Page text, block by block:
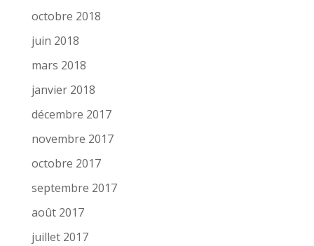
octobre 2018
juin 2018
mars 2018
janvier 2018
décembre 2017
novembre 2017
octobre 2017
septembre 2017
août 2017
juillet 2017